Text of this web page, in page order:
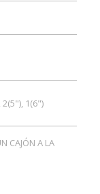
2(5"), 1(6")
CAJÓN A LA